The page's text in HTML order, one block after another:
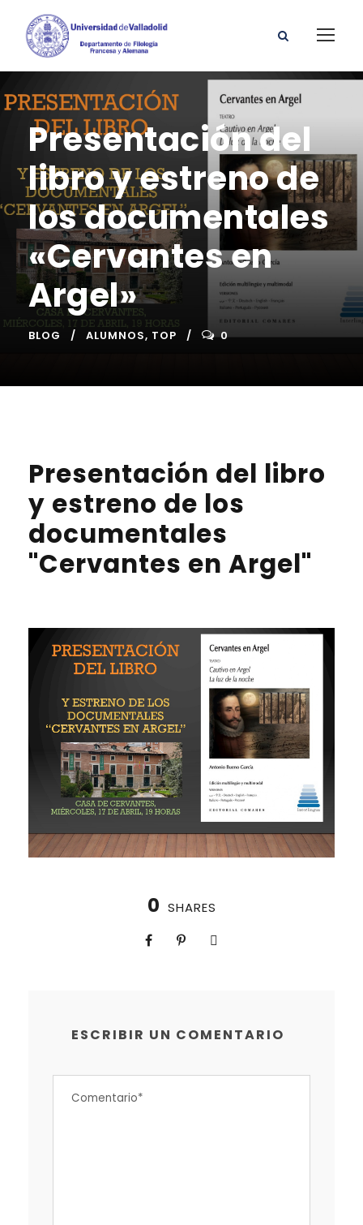
Presentación del
libro y estreno de
los documentales
«Cervantes en
Argel»
BLOG ALUMNOS, TOP 0
Presentación del libro
y estreno de los
documentales
"Cervantes en Argel"
0 SHARES
ESCRIBIR UN COMENTARIO